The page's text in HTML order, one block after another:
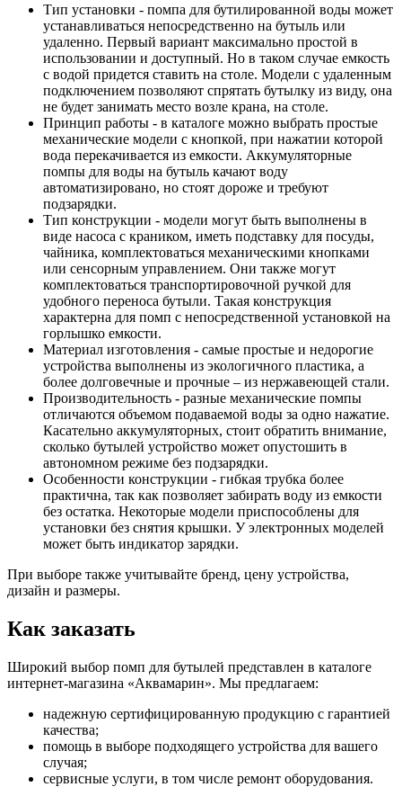
Тип установки - помпа для бутилированной воды может
устанавливаться непосредственно на бутыль или
удаленно. Первый вариант максимально простой в
использовании и доступный. Но в таком случае емкость
с водой придется ставить на столе. Модели с удаленным
подключением позволяют спрятать бутылку из виду, она
не будет занимать место возле крана, на столе.
Принцип работы - в каталоге можно выбрать простые
механические модели с кнопкой, при нажатии которой
вода перекачивается из емкости. Аккумуляторные
помпы для воды на бутыль качают воду
автоматизировано, но стоят дороже и требуют
подзарядки.
Тип конструкции - модели могут быть выполнены в
виде насоса с краником, иметь подставку для посуды,
чайника, комплектоваться механическими кнопками
или сенсорным управлением. Они также могут
комплектоваться транспортировочной ручкой для
удобного переноса бутыли. Такая конструкция
характерна для помп с непосредственной установкой на
горлышко емкости.
Материал изготовления - самые простые и недорогие
устройства выполнены из экологичного пластика, а
более долговечные и прочные – из нержавеющей стали.
Производительность - разные механические помпы
отличаются объемом подаваемой воды за одно нажатие.
Касательно аккумуляторных, стоит обратить внимание,
сколько бутылей устройство может опустошить в
автономном режиме без подзарядки.
Особенности конструкции - гибкая трубка более
практична, так как позволяет забирать воду из емкости
без остатка. Некоторые модели приспособлены для
установки без снятия крышки. У электронных моделей
может быть индикатор зарядки.
При выборе также учитывайте бренд, цену устройства,
дизайн и размеры.
Как заказать
Широкий выбор помп для бутылей представлен в каталоге
интернет-магазина «Аквамарин». Мы предлагаем:
надежную сертифицированную продукцию с гарантией
качества;
помощь в выборе подходящего устройства для вашего
случая;
сервисные услуги, в том числе ремонт оборудования.